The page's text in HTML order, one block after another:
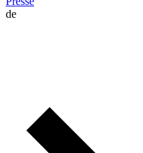
de